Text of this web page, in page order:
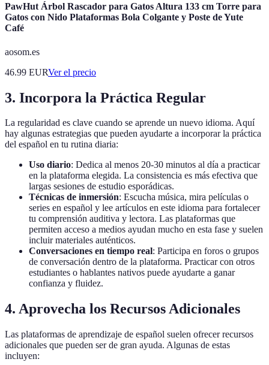
PawHut Árbol Rascador para Gatos Altura 133 cm Torre para
Gatos con Nido Plataformas Bola Colgante y Poste de Yute
Café
aosom.es
46.99 EURVer el precio
3. Incorpora la Práctica Regular
La regularidad es clave cuando se aprende un nuevo idioma. Aquí
hay algunas estrategias que pueden ayudarte a incorporar la práctica
del español en tu rutina diaria:
Uso diario: Dedica al menos 20-30 minutos al día a practicar
en la plataforma elegida. La consistencia es más efectiva que
largas sesiones de estudio esporádicas.
Técnicas de inmersión: Escucha música, mira películas o
series en español y lee artículos en este idioma para fortalecer
tu comprensión auditiva y lectora. Las plataformas que
permiten acceso a medios ayudan mucho en esta fase y suelen
incluir materiales auténticos.
Conversaciones en tiempo real: Participa en foros o grupos
de conversación dentro de la plataforma. Practicar con otros
estudiantes o hablantes nativos puede ayudarte a ganar
confianza y fluidez.
4. Aprovecha los Recursos Adicionales
Las plataformas de aprendizaje de español suelen ofrecer recursos
adicionales que pueden ser de gran ayuda. Algunas de estas
incluyen: